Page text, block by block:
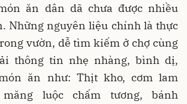
ăn dân dã chưa được nhiều
Những nguyên liệu chính là thực
vườn, dễ tìm kiếm ở chợ cùng
thông tin nhẹ nhàng, bình dị,
ăn như: Thịt kho, cơm lam
luộc chấm tương, bánh